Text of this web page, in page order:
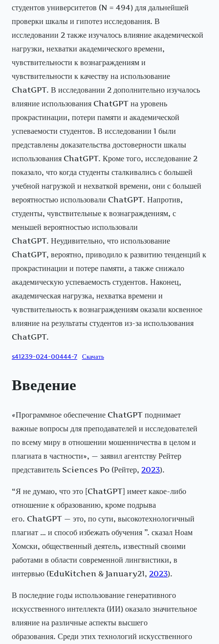
студентов университетов (N = 494) для дальнейшей
проверки шкалы и гипотез исследования. В
исследовании 2 также изучалось влияние академической
нагрузки, нехватки академического времени,
чувствительности к вознаграждениям и
чувствительности к качеству на использование
ChatGPT. В исследовании 2 дополнительно изучалось
влияние использования ChatGPT на уровень
прокрастинации, потери памяти и академической
успеваемости студентов. В исследовании 1 были
представлены доказательства достоверности шкалы
использования ChatGPT. Кроме того, исследование 2
показало, что когда студенты сталкивались с большей
учебной нагрузкой и нехваткой времени, они с большей
вероятностью использовали ChatGPT. Напротив,
студенты, чувствительные к вознаграждениям, с
меньшей вероятностью использовали
ChatGPT. Неудивительно, что использование
ChatGPT, вероятно, приводило к развитию тенденций к
прокрастинации и потере памяти, а также снижало
академическую успеваемость студентов. Наконец,
академическая нагрузка, нехватка времени и
чувствительность к вознаграждениям оказали косвенное
влияние на результаты студентов из-за использования
ChatGPT.
s41239-024-00444-7 Скачать
Введение
«Программное обеспечение ChatGPT поднимает
важные вопросы для преподавателей и исследователей
по всему миру в отношении мошенничества в целом и
плагиата в частности», — заявил агентству Рейтер
представитель Sciences Po (Рейтер, 2023).
“Я не думаю, что это [ChatGPT] имеет какое-либо
отношение к образованию, кроме подрыва
его. ChatGPT — это, по сути, высокотехнологичный
плагиат … и способ избежать обучения ”. сказал Ноам
Хомски, общественный деятель, известный своими
работами в области современной лингвистики, в
интервью (EduKitchen & January21, 2023).
В последние годы использование генеративного
искусственного интеллекта (ИИ) оказало значительное
влияние на различные аспекты высшего
образования. Среди этих технологий искусственного